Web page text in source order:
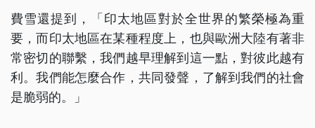
費雪還提到，「印太地區對於全世界的繁榮極為重
要，而印太地區在某種程度上，也與歐洲大陸有著非
常密切的聯繫，我們越早理解到這一點，對彼此越有
利。我們能怎麼合作，共同發聲，了解到我們的社會
是脆弱的。」